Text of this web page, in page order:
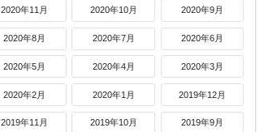
2020年11月 2020年10月 2020年9月
2020年8月 2020年7月 2020年6月
2020年5月 2020年4月 2020年3月
2020年2月 2020年1月 2019年12月
2019年11月 2019年10月 2019年9月